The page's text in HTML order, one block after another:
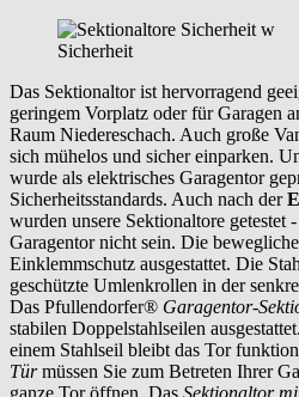
Sicherheit
Das Sektionaltor ist hervorragend
geringem Vorplatz oder für Garagen
Raum Niedereschach. Auch große
sich mühelos und sicher einparken.
wurde als elektrisches Garagentor
Sicherheitsstandards. Auch nach der
wurden unsere Sektionaltore getestet
Garagentor nicht sein. Die
Einklemmschutz ausgestattet. Die
geschützte Umlenkrollen in der
Das Pfullendorfer® Garagentor-
stabilen Doppelstahlseilen
einem Stahlseil bleibt das Tor
Türmüssen Sie zum Betreten Ihrer
ganze Tor öffnen. Das Sektionaltor